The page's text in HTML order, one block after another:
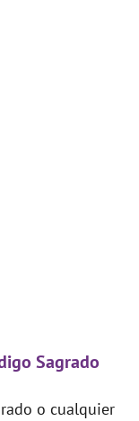
Sagrado
o cualquier